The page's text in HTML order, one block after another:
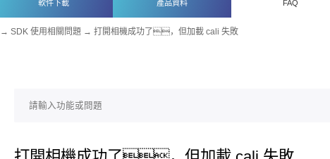
軟件下載 產品資料 FAQ
→ SDK 使用相關問題 → 打開相機成功了，但加載 cali 失敗